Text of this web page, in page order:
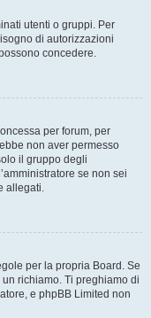
utenti o gruppi. Per
di autorizzazioni
concedere.
per forum, per
non aver permesso
il gruppo degli
se non sei
allegati.
per la propria Board. Se
richiamo. Ti preghiamo di
e phpBB Limited non